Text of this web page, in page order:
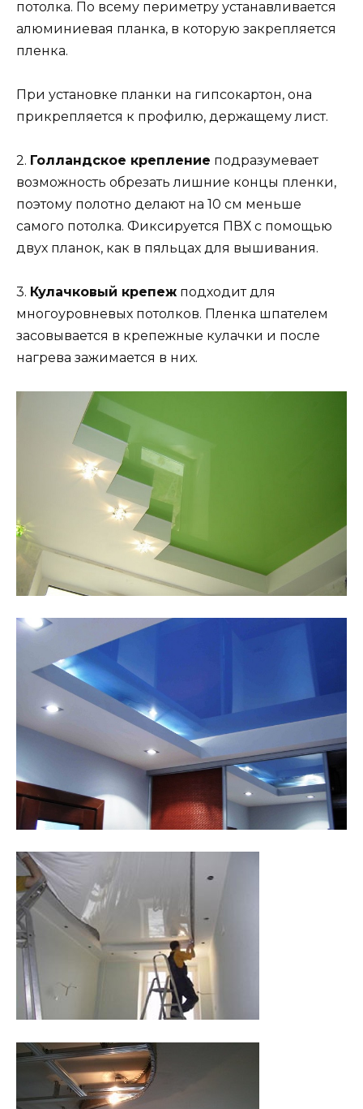
потолка. По всему периметру устанавливается
алюминиевая планка, в которую закрепляется
пленка.
При установке планки на гипсокартон, она
прикрепляется к профилю, держащему лист.
2. Голландское крепление подразумевает
возможность обрезать лишние концы пленки,
поэтому полотно делают на 10 см меньше
самого потолка. Фиксируется ПВХ с помощью
двух планок, как в пяльцах для вышивания.
3. Кулачковый крепеж подходит для
многоуровневых потолков. Пленка шпателем
засовывается в крепежные кулачки и после
нагрева зажимается в них.